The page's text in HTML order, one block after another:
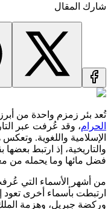
شارك المقال
تُعد بئر زمزم واحدة من أبرز
الحرام، وقد عُرفت عبر
الإسلامية واللغوية.
والتاريخية، إذ ارتبط
فضل مائها وما يحمله من
من أشهر الأسماء التي
ارتبطت بأسماء أخرى تعود
وركضة جبريل، وهزمة